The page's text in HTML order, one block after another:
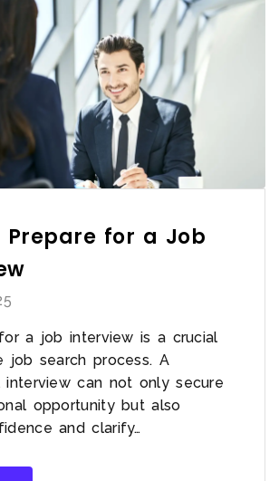
Prepare for a Job
a job interview is a crucial
job search process. A
interview can not only secure
opportunity but also
and clarify…